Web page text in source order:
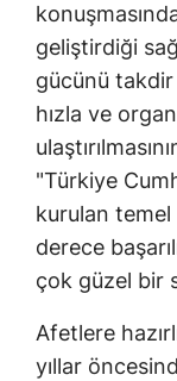
geliştirdiği
gücünü takdir
hızla ve
"Türkiye
kurulan temel
derece
çok güzel bir
Afetlere
yıllar